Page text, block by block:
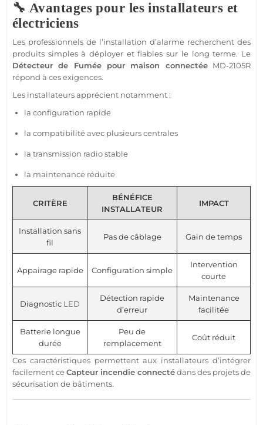
🔧 Avantages pour les installateurs et
électriciens
Les professionnels de l’installation d’alarme recherchent des
produits simples à déployer et fiables sur le long terme. Le
Détecteur de Fuméepour maison connectée MD-2105R
répond à ces exigences.
Les installateurs apprécient notamment :
la configuration rapide
la compatibilité avec plusieurs centrales
la transmission radio stable
la maintenance réduite
CRITÈRE
BÉNÉFICE
INSTALLATEUR
IMPACT
Installation sans
fil
Pas de câblage Gain de temps
Appairage rapide Configuration simple
Intervention
courte
Diagnostic LED
Détection rapide
d’erreur
Maintenance
facilitée
Batterie longue
durée
Peu de
remplacement
Coût réduit
Ces caractéristiques permettent aux installateurs d’intégrer
facilement ceCapteur incendie connectédans des projets de
sécurisation de bâtiments.